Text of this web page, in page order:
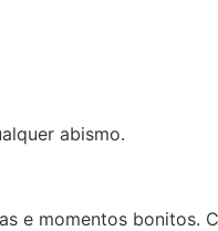
abismo.
e momentos